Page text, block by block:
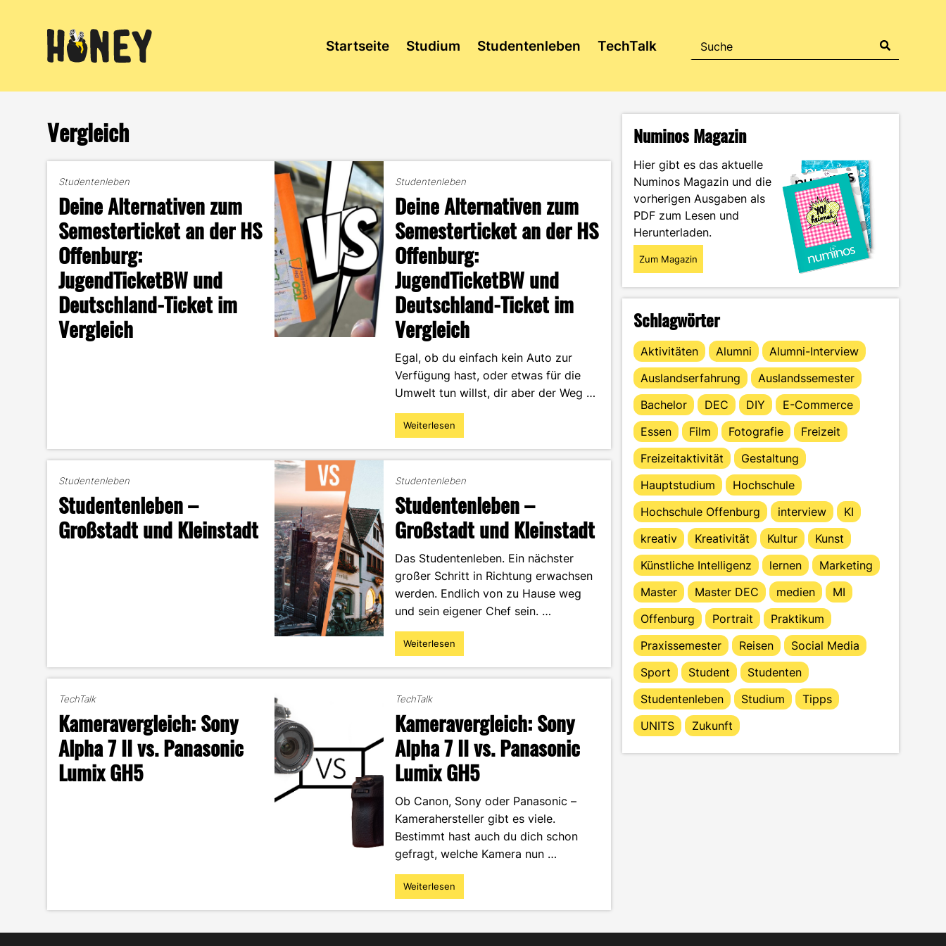
Startseite Studium Studentenleben TechTalk
Vergleich
Studentenleben
Deine Alternativen zum
Semesterticket an der HS
Offenburg:
JugendTicketBW und
Deutschland-Ticket im
Vergleich
Studentenleben
Deine Alternativen zum
Semesterticket an der HS
Offenburg:
JugendTicketBW und
Deutschland-Ticket im
Vergleich
Egal, ob du einfach kein Auto zur
Verfügung hast, oder etwas für die
Umwelt tun willst, dir aber der Weg …
"Deine
Alternativen
an
der
HS
Offenburg:
und
Deutschland-
Ticket
Vergleich"
Weiterlesen
Studentenleben
Studentenleben –
Großstadt und Kleinstadt
Studentenleben
Studentenleben –
Großstadt und Kleinstadt
Das Studentenleben. Ein nächster
großer Schritt in Richtung erwachsen
werden. Endlich von zu Hause weg
und sein eigener Chef sein. …
"Studentenleben
–
Kleinstadt"
Weiterlesen
TechTalk
Kameravergleich: Sony
Alpha 7 II vs. Panasonic
Lumix GH5
TechTalk
Kameravergleich: Sony
Alpha 7 II vs. Panasonic
Lumix GH5
Ob Canon, Sony oder Panasonic –
Kamerahersteller gibt es viele.
Bestimmt hast auch du dich schon
gefragt, welche Kamera nun …
"Kameravergleich:
Sony
7
Weiterlesen
Numinos Magazin
Hier gibt es das aktuelle
Numinos Magazin und die
vorherigen Ausgaben als
PDF zum Lesen und
Herunterladen.
Zum Magazin
Schlagwörter
Aktivitäten Alumni
Alumni-Interview
Auslandserfahrung
Auslandssemester
Bachelor
DEC DIY
E-Commerce
Essen
Film Fotografie
Freizeit
Freizeitaktivität
Gestaltung
Hauptstudium
Hochschule
Hochschule Offenburg
interview
KI
kreativ
Kreativität Kultur
Kunst
Künstliche Intelligenz
lernen
Marketing
Master
Master DEC medien
MI
Offenburg
Portrait
Praktikum
Praxissemester
Reisen
Social Media
Sport
Student
Studenten
Studentenleben
Studium
Tipps
UNITS
Zukunft